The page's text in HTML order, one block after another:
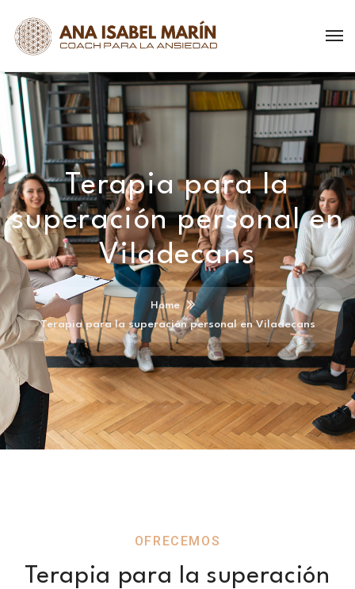
Terapia para la
superación personal en
Viladecans
Home
Terapia para la superación personal en Viladecans
OFRECEMOS
Terapia para la superación